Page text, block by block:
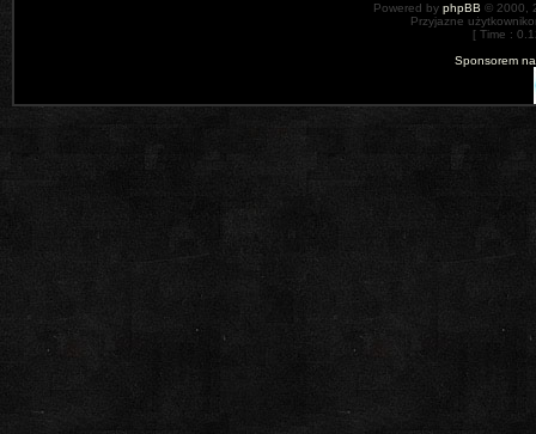
Powered by phpBB © 2000,
Przyjazne
[ Time :
Sponsorem